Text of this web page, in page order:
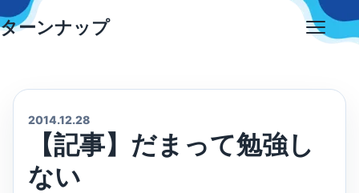
Skip
to
ターンナップ
2014.12.28
【記事】だまって勉強し
ない